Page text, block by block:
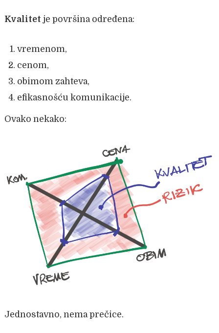
Kvalitet je površina određena:
vremenom,
cenom,
obimom zahteva,
efikasnošću komunikacije.
Ovako nekako:
Jednostavno, nema prečice.